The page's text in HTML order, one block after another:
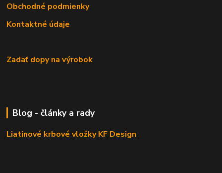
Obchodné podmienky
Kontaktné údaje
Zadať dopy na výrobok
Blog - články a rady
Liatinové krbové vložky KF Design